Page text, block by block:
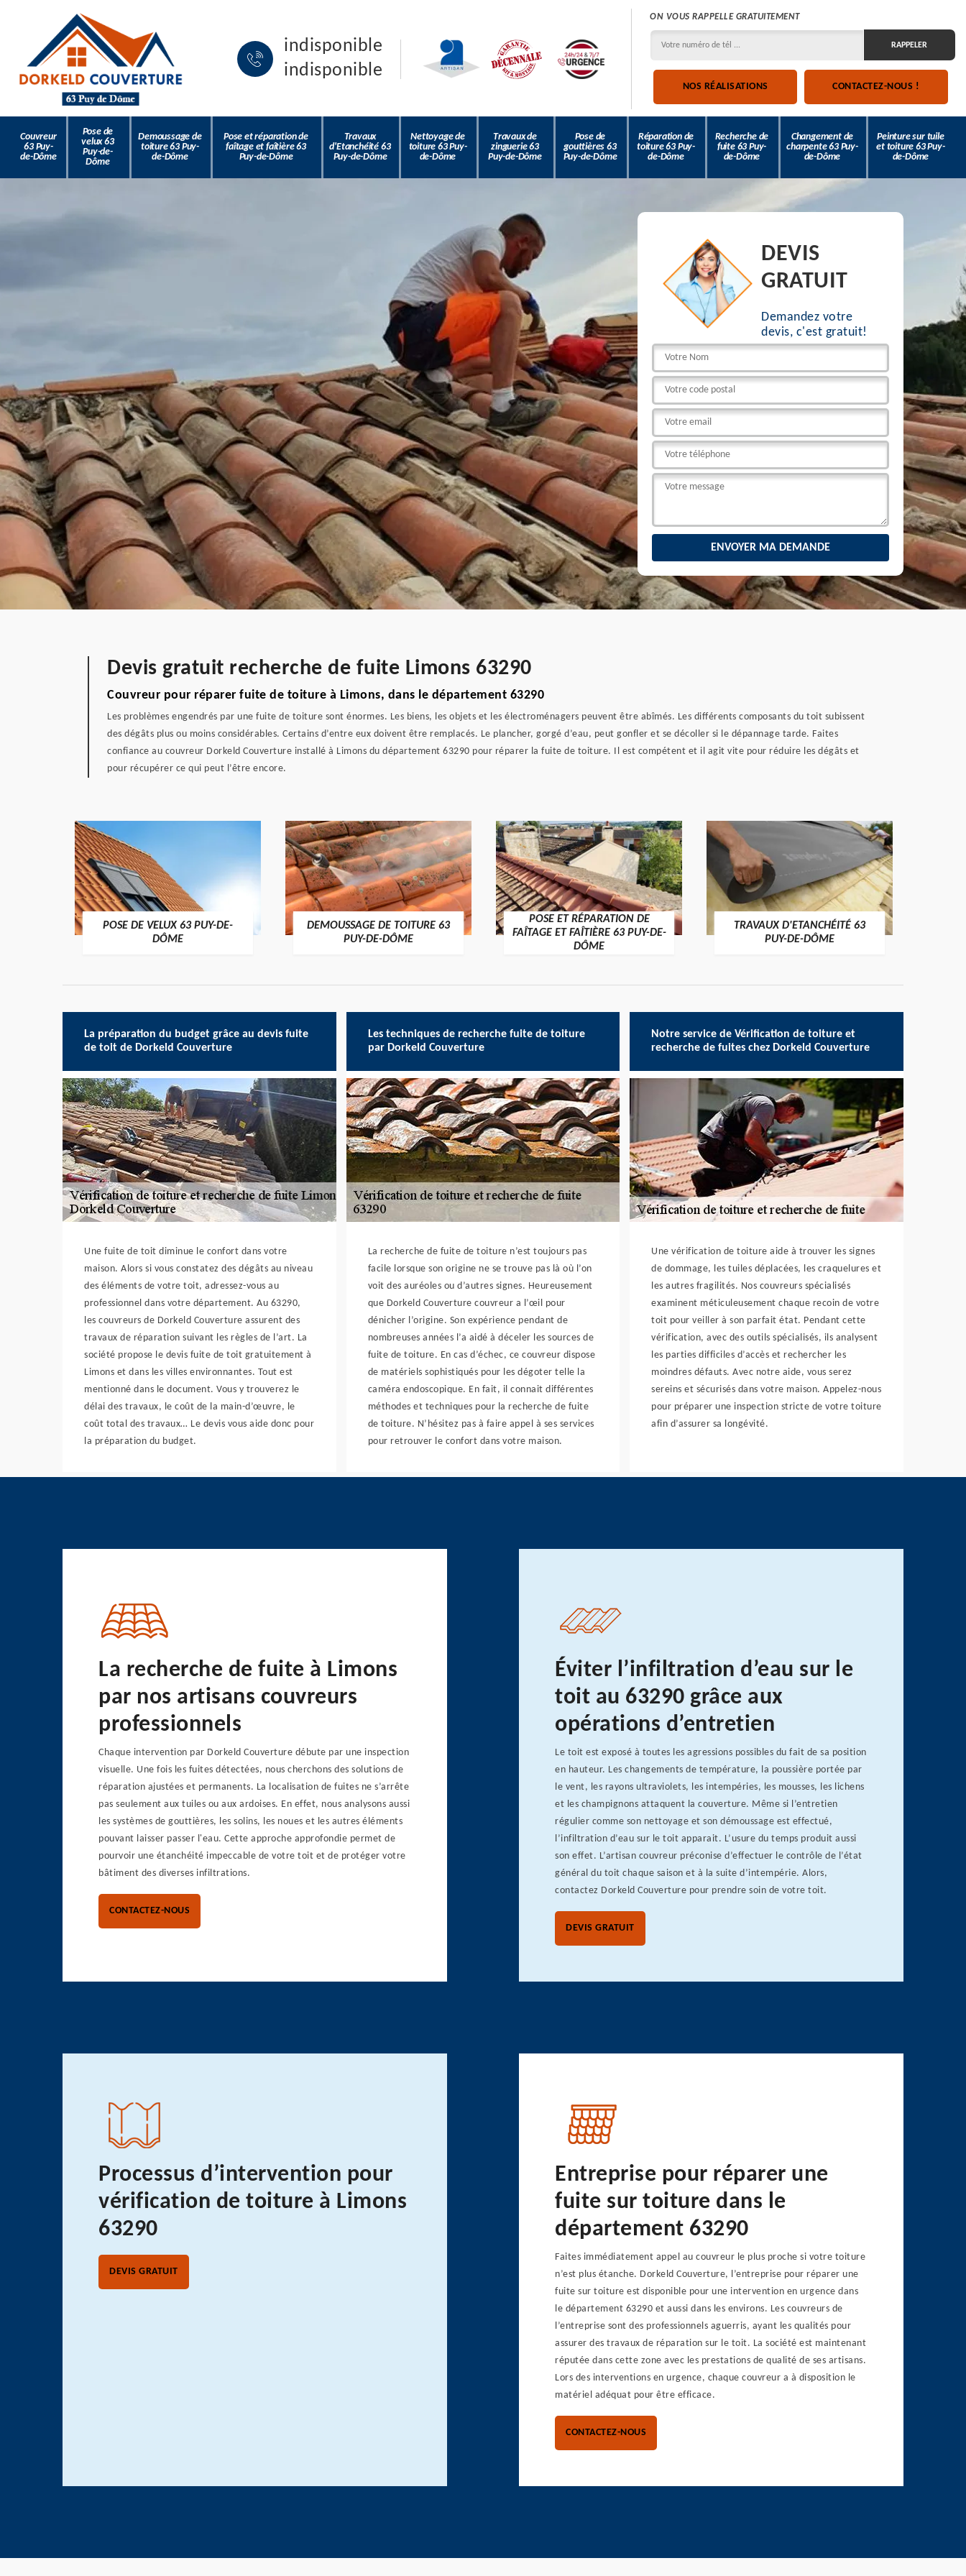
indisponible
indisponible
ON VOUS RAPPELLE GRATUITEMENT
NOS RÉALISATIONS CONTACTEZ-NOUS !
Couvreur
63 Puy-
de-Dôme
Pose de
velux 63
Puy-de-
Dôme
Demoussage de
toiture 63 Puy-
de-Dôme
Pose et réparation de
faîtage et faîtière 63
Puy-de-Dôme
Travaux
d'Etanchéité 63
Puy-de-Dôme
Nettoyage de
toiture 63 Puy-
de-Dôme
Travaux de
zinguerie 63
Puy-de-Dôme
Pose de
gouttières 63
Puy-de-Dôme
Réparation de
toiture 63 Puy-
de-Dôme
Recherche de
fuite 63 Puy-
de-Dôme
Changement de
charpente 63 Puy-
de-Dôme
Peinture sur tuile
et toiture 63 Puy-
de-Dôme
DEVIS
GRATUIT
Demandez votre
devis, c'est gratuit!
Devis gratuit recherche de fuite Limons 63290
Couvreur pour réparer fuite de toiture à Limons, dans le département 63290
Les problèmes engendrés par une fuite de toiture sont énormes. Les biens, les objets et les électroménagers peuvent être abîmés. Les différents composants du toit subissent
des dégâts plus ou moins considérables. Certains d’entre eux doivent être remplacés. Le plancher, gorgé d’eau, peut gonfler et se décoller si le dépannage tarde. Faites
confiance au couvreur Dorkeld Couverture installé à Limons du département 63290 pour réparer la fuite de toiture. Il est compétent et il agit vite pour réduire les dégâts et
pour récupérer ce qui peut l’être encore.
POSE DE VELUX 63 PUY-DE-
DÔME
DEMOUSSAGE DE TOITURE 63
PUY-DE-DÔME
POSE ET RÉPARATION DE
FAÎTAGE ET FAÎTIÈRE 63 PUY-DE-
DÔME
TRAVAUX D'ETANCHÉITÉ 63
PUY-DE-DÔME
La préparation du budget grâce au devis fuite
de toit de Dorkeld Couverture
Une fuite de toit diminue le confort dans votre
maison. Alors si vous constatez des dégâts au niveau
des éléments de votre toit, adressez-vous au
professionnel dans votre département. Au 63290,
les couvreurs de Dorkeld Couverture assurent des
travaux de réparation suivant les règles de l’art. La
société propose le devis fuite de toit gratuitement à
Limons et dans les villes environnantes. Tout est
mentionné dans le document. Vous y trouverez le
délai des travaux, le coût de la main-d’œuvre, le
coût total des travaux… Le devis vous aide donc pour
la préparation du budget.
Les techniques de recherche fuite de toiture
par Dorkeld Couverture
La recherche de fuite de toiture n’est toujours pas
facile lorsque son origine ne se trouve pas là où l’on
voit des auréoles ou d’autres signes. Heureusement
que Dorkeld Couverture couvreur a l’œil pour
dénicher l’origine. Son expérience pendant de
nombreuses années l’a aidé à déceler les sources de
fuite de toiture. En cas d’échec, ce couvreur dispose
de matériels sophistiqués pour les dégoter telle la
caméra endoscopique. En fait, il connait différentes
méthodes et techniques pour la recherche de fuite
de toiture. N’hésitez pas à faire appel à ses services
pour retrouver le confort dans votre maison.
Notre service de Vérification de toiture et
recherche de fuites chez Dorkeld Couverture
Une vérification de toiture aide à trouver les signes
de dommage, les tuiles déplacées, les craquelures et
les autres fragilités. Nos couvreurs spécialisés
examinent méticuleusement chaque recoin de votre
toit pour veiller à son parfait état. Pendant cette
vérification, avec des outils spécialisés, ils analysent
les parties difficiles d’accès et rechercher les
moindres défauts. Avec notre aide, vous serez
sereins et sécurisés dans votre maison. Appelez-nous
pour préparer une inspection stricte de votre toiture
afin d’assurer sa longévité.
La recherche de fuite à Limons
par nos artisans couvreurs
professionnels
Chaque intervention par Dorkeld Couverture débute par une inspection
visuelle. Une fois les fuites détectées, nous cherchons des solutions de
réparation ajustées et permanents. La localisation de fuites ne s’arrête
pas seulement aux tuiles ou aux ardoises. En effet, nous analysons aussi
les systèmes de gouttières, les solins, les noues et les autres éléments
pouvant laisser passer l'eau. Cette approche approfondie permet de
pourvoir une étanchéité impeccable de votre toit et de protéger votre
bâtiment des diverses infiltrations.
CONTACTEZ-NOUS
Éviter l’infiltration d’eau sur le
toit au 63290 grâce aux
opérations d’entretien
Le toit est exposé à toutes les agressions possibles du fait de sa position
en hauteur. Les changements de température, la poussière portée par
le vent, les rayons ultraviolets, les intempéries, les mousses, les lichens
et les champignons attaquent la couverture. Même si l’entretien
régulier comme son nettoyage et son démoussage est effectué,
l’infiltration d’eau sur le toit apparait. L’usure du temps produit aussi
son effet. L’artisan couvreur préconise d’effectuer le contrôle de l’état
général du toit chaque saison et à la suite d’intempérie. Alors,
contactez Dorkeld Couverture pour prendre soin de votre toit.
DEVIS GRATUIT
Processus d’intervention pour
vérification de toiture à Limons
63290
DEVIS GRATUIT
Entreprise pour réparer une
fuite sur toiture dans le
département 63290
Faites immédiatement appel au couvreur le plus proche si votre toiture
n’est plus étanche. Dorkeld Couverture, l’entreprise pour réparer une
fuite sur toiture est disponible pour une intervention en urgence dans
le département 63290 et aussi dans les environs. Les couvreurs de
l’entreprise sont des professionnels aguerris, ayant les qualités pour
assurer des travaux de réparation sur le toit. La société est maintenant
réputée dans cette zone avec les prestations de qualité de ses artisans.
Lors des interventions en urgence, chaque couvreur a à disposition le
matériel adéquat pour être efficace.
CONTACTEZ-NOUS